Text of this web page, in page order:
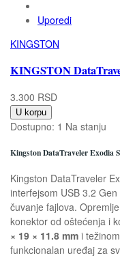
Uporedi
KINGSTON
KINGSTON
3.300 RSD
U korpu
Dostupno: 1 Na stanju
Kingston DataTraveler Exodia
Kingston DataTraveler
interfejsom USB 3.2
čuvanje fajlova.
konektor od oštećenja i
× 19 × 11.8 mm i
funkcionalan uređaj za